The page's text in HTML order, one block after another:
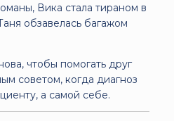
Вика стала тираном в
обзавелась багажом
чтобы помогать друг
советом, когда диагноз
а самой себе.